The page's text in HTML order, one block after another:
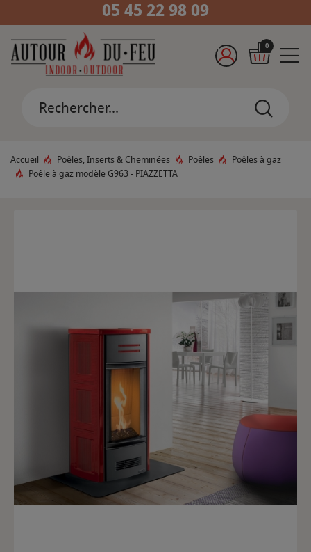
05 45 22 98 09
0
Accueil Poêles, Inserts & Cheminées Poêles
Poêles à gaz
Poêle à gaz modèle G963 - PIAZZETTA